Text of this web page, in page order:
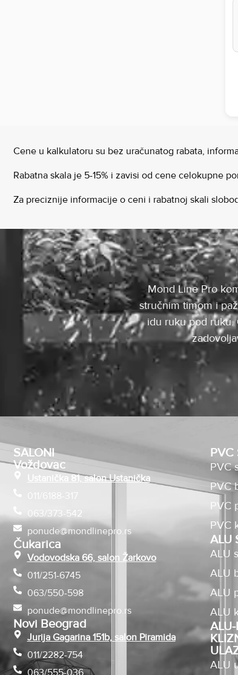
Cene u kalkulatoru su bez uračunatog rabata,
Rabatna skala je 5-15% i zavisi od cene celokupne
Za preciznije informacije o ceni i rabatnoj skali
Mond Line Pro
stručnim timom i
idu ruku pod ruku.
SALONI
Voždovac
Ustanička 81, salon Ustanička
063/373-542
ponude@mondlinepro.rs
Čukarica
Vodovodska 66, salon Žarkovo
011/251-6745
063/550-598
ponude@mondlinepro.rs
Novi Beograd
Jurija Gagarina 151b, salon Piramida
011/2282-754
PVC
PVC
PVC
PVC
PVC
ALU
ALU
ALU
ALU
ALU
ALU